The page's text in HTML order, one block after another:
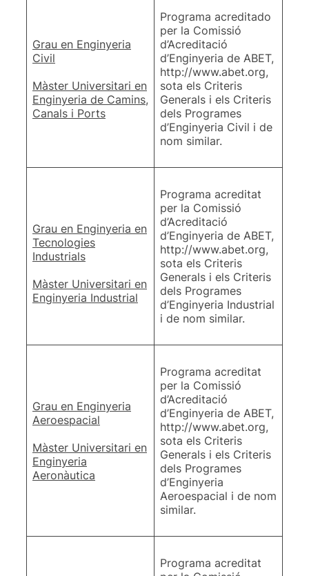
Grau en Enginyeria
Civil
Màster Universitari en
Enginyeria de Camins,
Canals i Ports
Programa acreditado
per la Comissió
d’Acreditació
d’Enginyeria de ABET,
http://www.abet.org,
sota els Criteris
Generals i els Criteris
dels Programes
d’Enginyeria Civil i de
nom similar.
Grau en Enginyeria en
Tecnologies
Industrials
Màster Universitari en
Enginyeria Industrial
Programa acreditat
per la Comissió
d’Acreditació
d’Enginyeria de ABET,
http://www.abet.org,
sota els Criteris
Generals i els Criteris
dels Programes
d’Enginyeria Industrial
i de nom similar.
Grau en Enginyeria
Aeroespacial
Màster Universitari en
Enginyeria
Aeronàutica
Programa acreditat
per la Comissió
d’Acreditació
d’Enginyeria de ABET,
http://www.abet.org,
sota els Criteris
Generals i els Criteris
dels Programes
d’Enginyeria
Aeroespacial i de nom
similar.
Programa acreditat